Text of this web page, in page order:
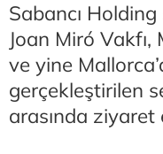
Sabancı
Joan Miró
ve yine
gerçekleştirilen
arasında ziyaret